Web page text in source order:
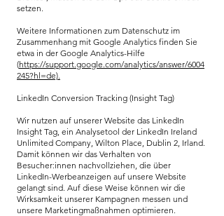
setzen.
Weitere Informationen zum Datenschutz im
Zusammenhang mit Google Analytics finden Sie
etwa in der Google Analytics-Hilfe
(https://support.google.com/analytics/answer/6004
245?hl=de).
LinkedIn Conversion Tracking (Insight Tag)
Wir nutzen auf unserer Website das LinkedIn
Insight Tag, ein Analysetool der LinkedIn Ireland
Unlimited Company, Wilton Place, Dublin 2, Irland.
Damit können wir das Verhalten von
Besucher:innen nachvollziehen, die über
LinkedIn-Werbeanzeigen auf unsere Website
gelangt sind. Auf diese Weise können wir die
Wirksamkeit unserer Kampagnen messen und
unsere Marketingmaßnahmen optimieren.